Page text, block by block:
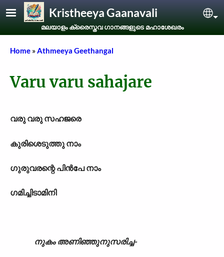
Skip to main contentKristheeya Gaanavali
മലയാളം ക്രൈസ്തവ ഗാനങ്ങളുടെ മഹാശേഖരം
Breadcrumb
Home Athmeeya Geethangal
Varu varu sahajare
വരു വരു സഹജരെ
കുരിശെടുത്തു നാം
ഗുരുവരന്റെ പിൻപേ നാം
ഗമിച്ചിടാമിനി
നുകം അണിഞ്ഞുനുസരിച്ച-